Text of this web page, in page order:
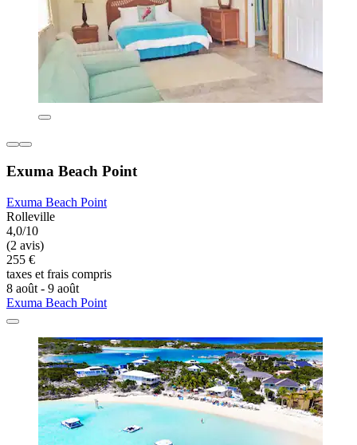
Exuma Beach Point
Exuma Beach Point
Rolleville
4,0/10
(2 avis)
255 €
taxes et frais compris
8 août - 9 août
Exuma Beach Point